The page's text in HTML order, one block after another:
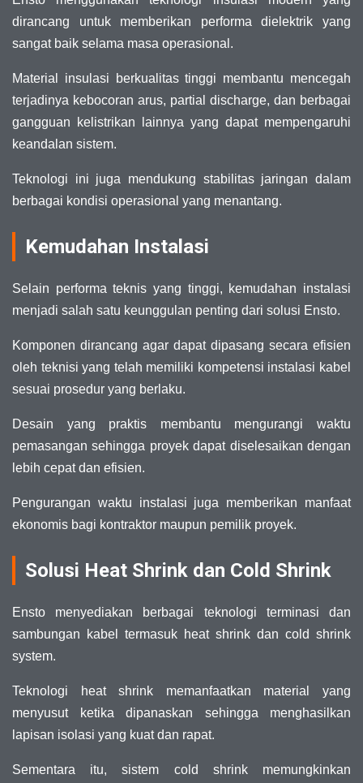
dirancang untuk memberikan performa dielektrik yang
sangat baik selama masa operasional.
Material insulasi berkualitas tinggi membantu mencegah
terjadinya kebocoran arus, partial discharge, dan berbagai
gangguan kelistrikan lainnya yang dapat mempengaruhi
keandalan sistem.
Teknologi ini juga mendukung stabilitas jaringan dalam
berbagai kondisi operasional yang menantang.
Kemudahan Instalasi
Selain performa teknis yang tinggi, kemudahan instalasi
menjadi salah satu keunggulan penting dari solusi Ensto.
Komponen dirancang agar dapat dipasang secara efisien
oleh teknisi yang telah memiliki kompetensi instalasi kabel
sesuai prosedur yang berlaku.
Desain yang praktis membantu mengurangi waktu
pemasangan sehingga proyek dapat diselesaikan dengan
lebih cepat dan efisien.
Pengurangan waktu instalasi juga memberikan manfaat
ekonomis bagi kontraktor maupun pemilik proyek.
Solusi Heat Shrink dan Cold Shrink
Ensto menyediakan berbagai teknologi terminasi dan
sambungan kabel termasuk heat shrink dan cold shrink
system.
Teknologi heat shrink memanfaatkan material yang
menyusut ketika dipanaskan sehingga menghasilkan
lapisan isolasi yang kuat dan rapat.
Sementara itu, sistem cold shrink memungkinkan